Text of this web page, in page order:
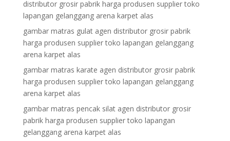
distributor grosir pabrik harga produsen supplier toko
lapangan gelanggang arena karpet alas
gambar matras gulat agen distributor grosir pabrik
harga produsen supplier toko lapangan gelanggang
arena karpet alas
gambar matras karate agen distributor grosir pabrik
harga produsen supplier toko lapangan gelanggang
arena karpet alas
gambar matras pencak silat agen distributor grosir
pabrik harga produsen supplier toko lapangan
gelanggang arena karpet alas